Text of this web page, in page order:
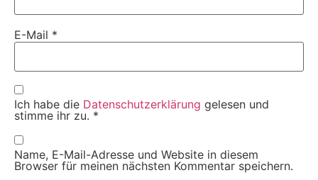
E-Mail *
Ich habe die Datenschutzerklärung gelesen und
stimme ihr zu. *
Name, E-Mail-Adresse und Website in diesem
Browser für meinen nächsten Kommentar speichern.